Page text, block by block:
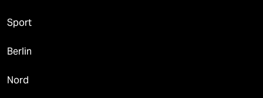
Sport
Berlin
Nord